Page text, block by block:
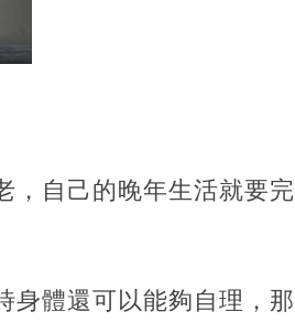
，自己的晚年生活就要完
身體還可以能夠自理，那